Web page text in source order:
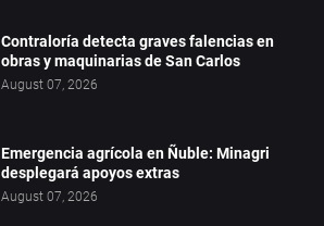
Contraloría detecta graves falencias en
obras y maquinarias de San Carlos
August 07, 2026
Emergencia agrícola en Ñuble: Minagri
desplegará apoyos extras
August 07, 2026